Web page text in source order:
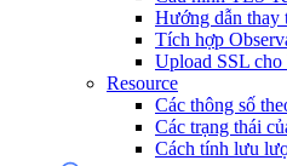
Hướng dẫn thay
Tích hợp
Upload SSL
Resource
Các thông số
Các trạng thái
Cách tính lưu